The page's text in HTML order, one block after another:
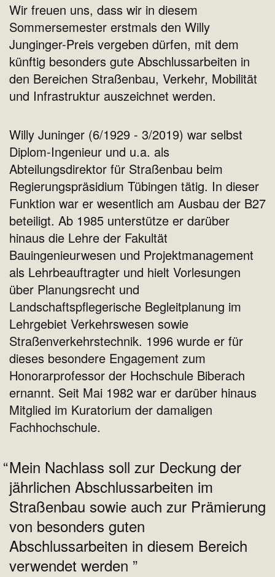
Wir freuen uns, dass wir in diesem
Sommersemester erstmals den Willy
Junginger-Preis vergeben dürfen, mit dem
künftig besonders gute Abschlussarbeiten in
den Bereichen Straßenbau, Verkehr, Mobilität
und Infrastruktur auszeichnet werden.
Willy Juninger (6/1929 - 3/2019) war selbst
Diplom-Ingenieur und u.a. als
Abteilungsdirektor für Straßenbau beim
Regierungspräsidium Tübingen tätig. In dieser
Funktion war er wesentlich am Ausbau der B27
beteiligt. Ab 1985 unterstütze er darüber
hinaus die Lehre der Fakultät
Bauingenieurwesen und Projektmanagement
als Lehrbeauftragter und hielt Vorlesungen
über Planungsrecht und
Landschaftspflegerische Begleitplanung im
Lehrgebiet Verkehrswesen sowie
Straßenverkehrstechnik. 1996 wurde er für
dieses besondere Engagement zum
Honorarprofessor der Hochschule Biberach
ernannt. Seit Mai 1982 war er darüber hinaus
Mitglied im Kuratorium der damaligen
Fachhochschule.
Mein Nachlass soll zur Deckung der
jährlichen Abschlussarbeiten im
Straßenbau sowie auch zur Prämierung
von besonders guten
Abschlussarbeiten in diesem Bereich
verwendet werden